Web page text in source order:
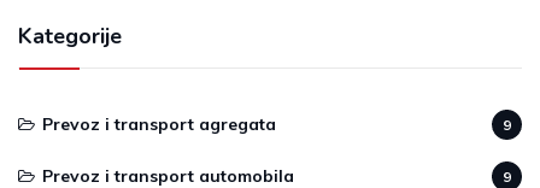
Kategorije
Prevoz i transport agregata 9
Prevoz i transport automobila 9